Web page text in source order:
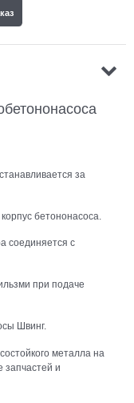
за
бетононасоса.
соединяется с
при подаче
Швинг.
металла на
запчастей и